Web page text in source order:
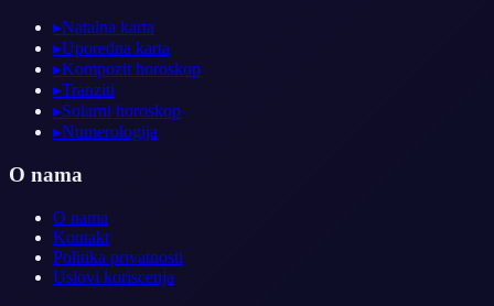
▸Natalna karta
▸Uporedna karta
▸Kompozit horoskop
▸Tranziti
▸Solarni horoskop
▸Numerologija
O nama
O nama
Kontakt
Politika privatnosti
Uslovi koriscenja